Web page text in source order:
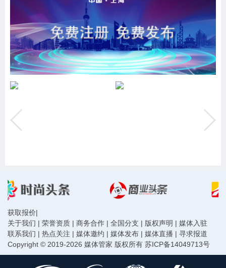
获取报价|
关于我们 | 荣誉资质 | 商务合作 | 全国分支 | 版权声明 | 媒体入驻
联系我们 | 热点关注 | 媒体邀约 | 媒体发布 | 媒体直播 | 寻求报道
Copyright © 2019-2026 媒体管家 版权所有 苏ICP备14049713号